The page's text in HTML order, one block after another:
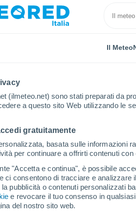
(ilmeteo.net) sono stati preparati da
a questo sito Web utilizzando le
gratuitamente
basata sulle informazioni
per continuare a offrirti contenuti
"Accetta e continua", è possibile
ci consentono di tracciare e
pubblicità o contenuti personalizzati
e revocare il tuo consenso in
del nostro sito web.
Il Meteo
Stato della Florida
Meteo